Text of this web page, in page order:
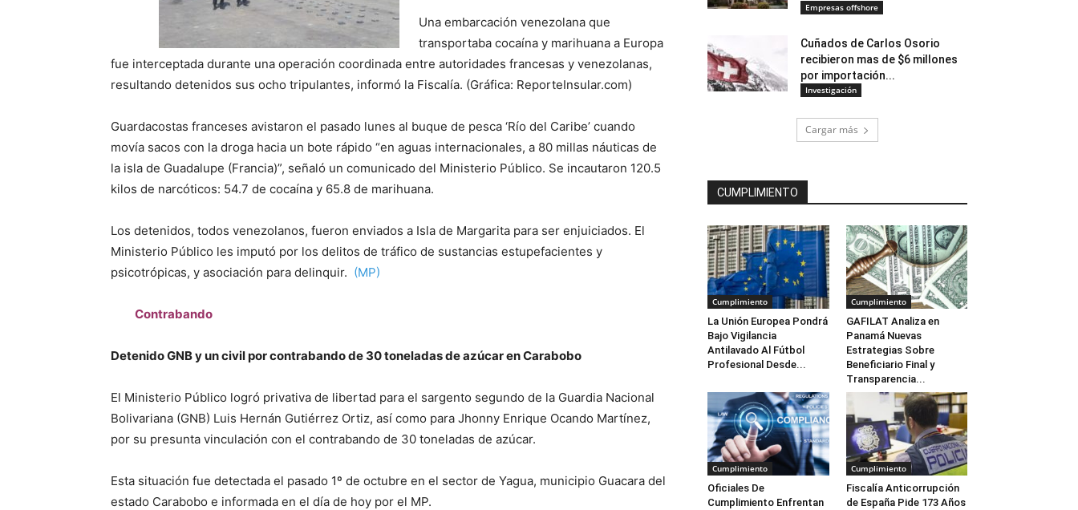
Una embarcación venezolana que
transportaba cocaína y marihuana a Europa
fue interceptada durante una operación coordinada entre autoridades francesas y venezolanas,
resultando detenidos sus ocho tripulantes, informó la Fiscalía. (Gráfica: ReporteInsular.com)
Guardacostas franceses avistaron el pasado lunes al buque de pesca ‘Río del Caribe’ cuando
movía sacos con la droga hacia un bote rápido “en aguas internacionales, a 80 millas náuticas de
la isla de Guadalupe (Francia)”, señaló un comunicado del Ministerio Público. Se incautaron 120.5
kilos de narcóticos: 54.7 de cocaína y 65.8 de marihuana.
Los detenidos, todos venezolanos, fueron enviados a Isla de Margarita para ser enjuiciados. El
Ministerio Público les imputó por los delitos de tráfico de sustancias estupefacientes y
psicotrópicas, y asociación para delinquir. (MP)
Contrabando
Detenido GNB y un civil por contrabando de 30 toneladas de azúcar en Carabobo
El Ministerio Público logró privativa de libertad para el sargento segundo de la Guardia Nacional
Bolivariana (GNB) Luis Hernán Gutiérrez Ortiz, así como para Jhonny Enrique Ocando Martínez,
por su presunta vinculación con el contrabando de 30 toneladas de azúcar.
Esta situación fue detectada el pasado 1º de octubre en el sector de Yagua, municipio Guacara del
estado Carabobo e informada en el día de hoy por el MP.
Empresas offshore
Cuñados de Carlos Osorio
recibieron mas de $6 millones
por importación...
Investigación
Cargar más
CUMPLIMIENTO
Cumplimiento
La Unión Europea Pondrá
Bajo Vigilancia
Antilavado Al Fútbol
Profesional Desde...
Cumplimiento
GAFILAT Analiza en
Panamá Nuevas
Estrategias Sobre
Beneficiario Final y
Transparencia...
Cumplimiento
Oficiales De
Cumplimiento Enfrentan
Cumplimiento
Fiscalía Anticorrupción
de España Pide 173 Años